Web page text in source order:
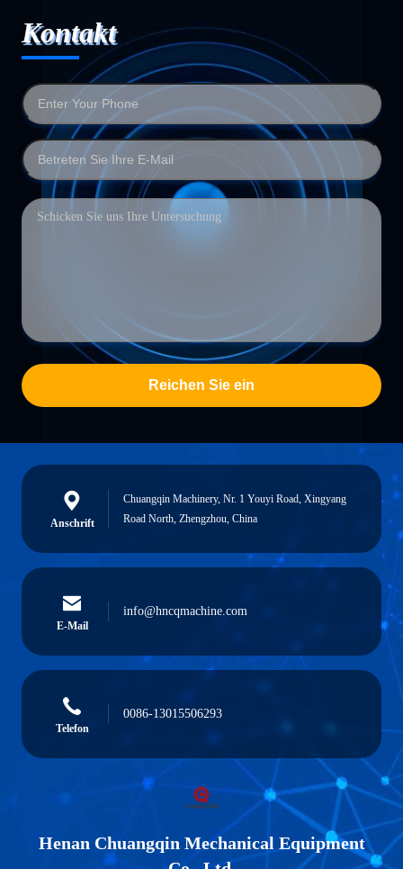
Kontakt
Reichen Sie ein
Anschrift
Chuangqin Machinery, Nr. 1 Youyi Road, Xingyang
Road North, Zhengzhou, China
E-Mail
info@hncqmachine.com
Telefon
0086-13015506293
Henan Chuangqin Mechanical Equipment